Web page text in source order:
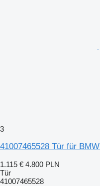
3
41007465528 Tür für
1.115 € 4.800 PLN
Tür
41007465528